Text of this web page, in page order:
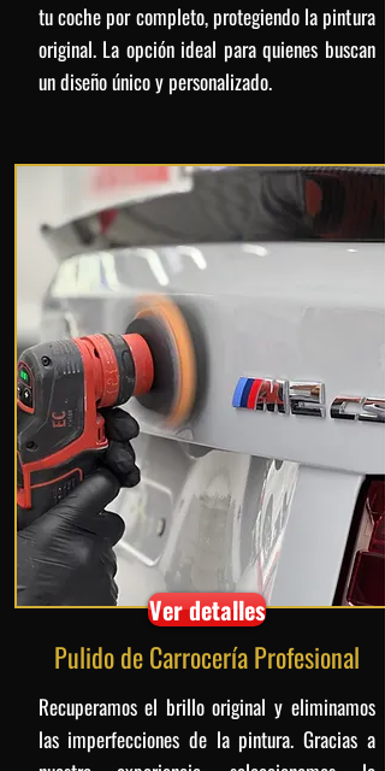
tu coche por completo, protegiendo la pintura
original. La opción ideal para quienes buscan
un diseño único y personalizado.
Ver detalles
Pulido de Carrocería Profesional
Recuperamos el brillo original y eliminamos
las imperfecciones de la pintura. Gracias a